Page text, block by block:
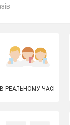
В РЕАЛЬНОМУ ЧАСІ